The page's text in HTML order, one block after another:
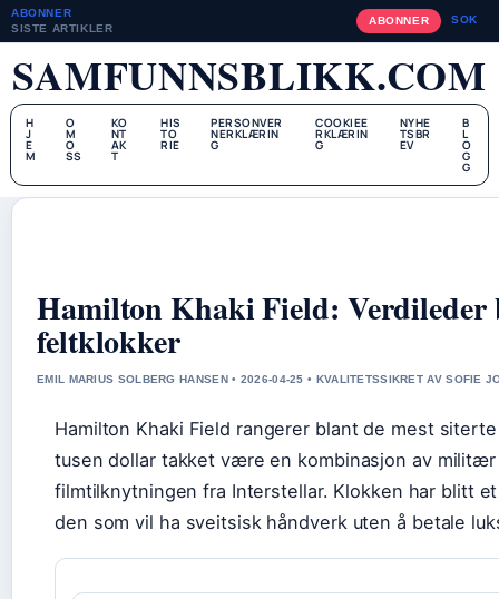
ABONNER
SISTE ARTIKLER
ABONNER SOK
SAMFUNNSBLIKK.COM
H
J
E
M
O
M
O
SS
KO
NT
AK
T
HIS
TO
RIE
PERSONVER
NERKLÆRIN
G
COOKIEE
RKLÆRIN
G
NYHE
TSBR
EV
B
L
O
G
G
Hamilton Khaki Field: Verdileder
feltklokker
EMIL MARIUS SOLBERG HANSEN • 2026-04-25 • KVALITETSSIKRET AV SOFIE
Hamilton Khaki Field rangerer blant de mest
tusen dollar takket være en kombinasjon av militær
filmtilknytningen fra Interstellar. Klokken har blitt
den som vil ha sveitsisk håndverk uten å betale